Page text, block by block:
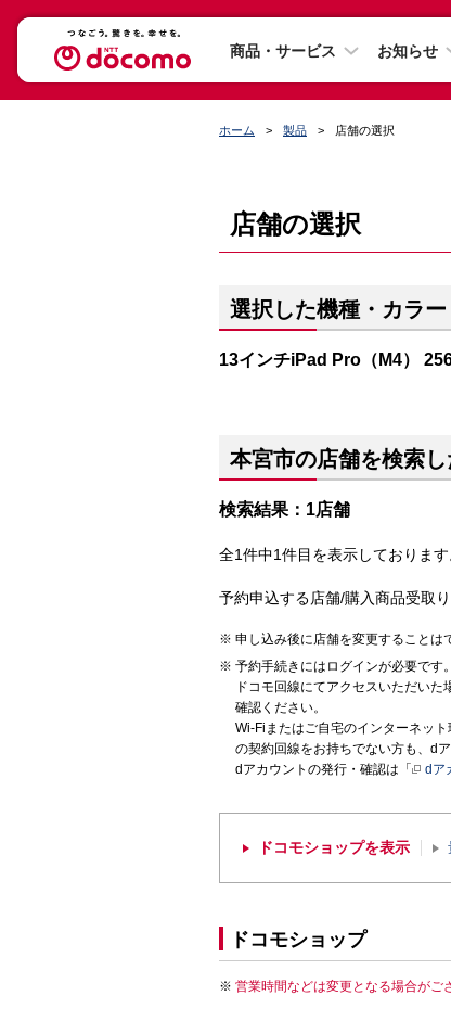
商品・サービス お知らせ
ホーム 製品 店舗の選択
店舗の選択
選択した機種・カラー
13インチiPad Pro（M4）
本宮市の店舗を検索
検索結果：1店舗
全1件中1件目を表示しておりま
予約申込する店舗/購入商品受取
申し込み後に店舗を変更することは
予約手続きにはログインが必要です。
ドコモ回線にてアクセスいただい
確認ください。
Wi-Fiまたはご自宅のインターネッ
の契約回線をお持ちでない方も、d
dアカウントの発行・確認は「
dア
ドコモショップを表示
ドコモショップ
営業時間などは変更となる場合がご